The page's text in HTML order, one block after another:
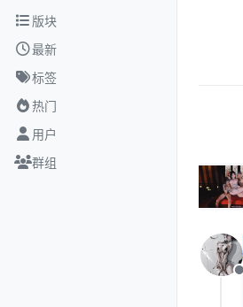
跳转至内容
版块
最新
标签
热门
用户
群组